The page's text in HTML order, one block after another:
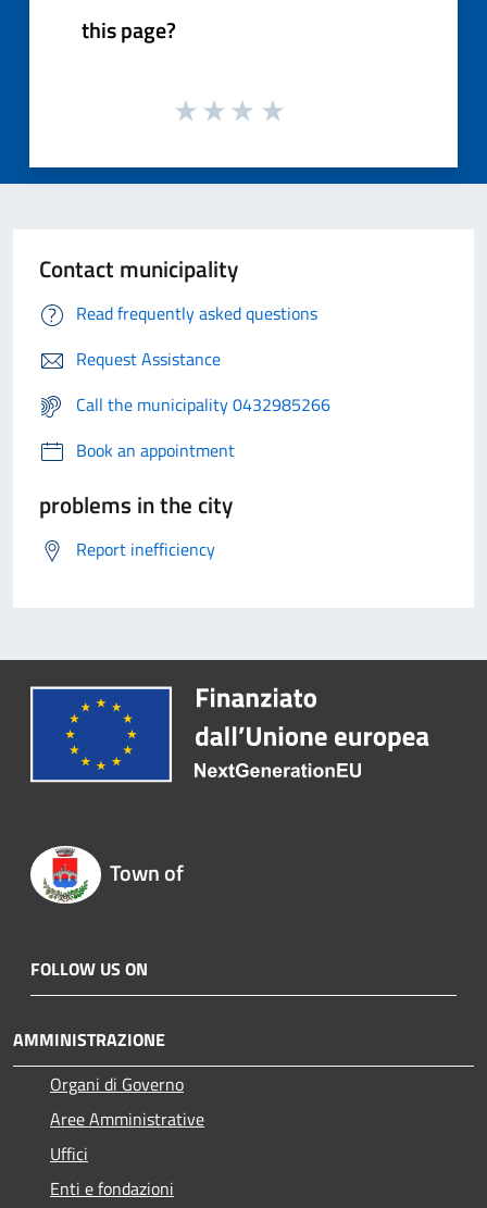
this page?
Contact municipality
Read frequently asked questions
Request Assistance
Call the municipality 0432985266
Book an appointment
problems in the city
Report inefficiency
Town of
FOLLOW US ON
AMMINISTRAZIONE
Organi di Governo
Aree Amministrative
Uffici
Enti e fondazioni